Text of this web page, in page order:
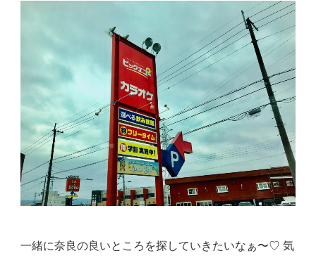
一緒に奈良の良いところを探していきたいなぁ〜♡ 気